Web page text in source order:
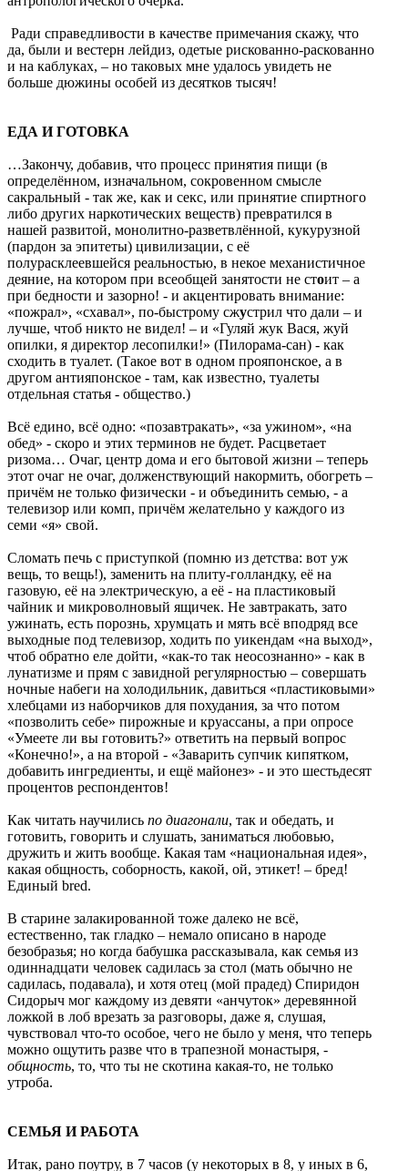
Ради справедливости в качестве примечания скажу, что
да, были и вестерн лейдиз, одетые рискованно-раскованно
и на каблуках, – но таковых мне удалось увидеть не
больше дюжины особей из десятков тысяч!
ЕДА И ГОТОВКА
…Закончу, добавив, что процесс принятия пищи (в
определённом, изначальном, сокровенном смысле
сакральный - так же, как и секс, или принятие спиртного
либо других наркотических веществ) превратился в
нашей развитой, монолитно-разветвлённой, кукурузной
(пардон за эпитеты) цивилизации, с её
полурасклеевшейся реальностью, в некое механистичное
деяние, на котором при всеобщей занятости не стоит – а
при бедности и зазорно! - и акцентировать внимание:
«пожрал», «схавал», по-быстрому сжустрил что дали – и
лучше, чтоб никто не видел! – и «Гуляй жук Вася, жуй
опилки, я директор лесопилки!» (Пилорама-сан) - как
сходить в туалет. (Такое вот в одном прояпонское, а в
другом антияпонское - там, как известно, туалеты
отдельная статья - общество.)
Всё едино, всё одно: «позавтракать», «за ужином», «на
обед» - скоро и этих терминов не будет. Расцветает
ризома… Очаг, центр дома и его бытовой жизни – теперь
этот очаг не очаг, долженствующий накормить, обогреть –
причём не только физически - и объединить семью, - а
телевизор или комп, причём желательно у каждого из
семи «я» свой.
Сломать печь с приступкой (помню из детства: вот уж
вещь, то вещь!), заменить на плиту-голландку, её на
газовую, её на электрическую, а её - на пластиковый
чайник и микроволновый ящичек. Не завтракать, зато
ужинать, есть порознь, хрумцать и мять всё вподряд все
выходные под телевизор, ходить по уикендам «на выход»,
чтоб обратно еле дойти, «как-то так неосознанно» - как в
лунатизме и прям с завидной регулярностью – совершать
ночные набеги на холодильник, давиться «пластиковыми»
хлебцами из наборчиков для похудания, за что потом
«позволить себе» пирожные и круассаны, а при опросе
«Умеете ли вы готовить?» ответить на первый вопрос
«Конечно!», а на второй - «Заварить супчик кипятком,
добавить ингредиенты, и ещё майонез» - и это шестьдесят
процентов респондентов!
Как читать научились по диагонали, так и обедать, и
готовить, говорить и слушать, заниматься любовью,
дружить и жить вообще. Какая там «национальная идея»,
какая общность, соборность, какой, ой, этикет! – бред!
Единый bred.
В старине залакированной тоже далеко не всё,
естественно, так гладко – немало описано в народе
безобразья; но когда бабушка рассказывала, как семья из
одиннадцати человек садилась за стол (мать обычно не
садилась, подавала), и хотя отец (мой прадед) Спиридон
Сидорыч мог каждому из девяти «анчуток» деревянной
ложкой в лоб врезать за разговоры, даже я, слушая,
чувствовал что-то особое, чего не было у меня, что теперь
можно ощутить разве что в трапезной монастыря, -
общность, то, что ты не скотина какая-то, не только
утроба.
СЕМЬЯ И РАБОТА
Итак, рано поутру, в 7 часов (у некоторых в 8, у иных в 6,